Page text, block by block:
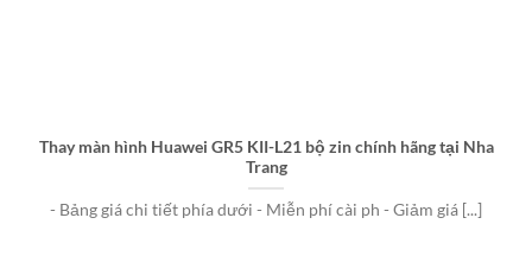
Thay màn hình Huawei GR5 KII-L21 bộ zin chính hãng tại Nha
Trang
- Bảng giá chi tiết phía dưới - Miễn phí cài ph - Giảm giá [...]